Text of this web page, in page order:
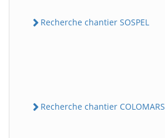
Recherche chantier SOSPEL
Recherche chantier COLOMARS